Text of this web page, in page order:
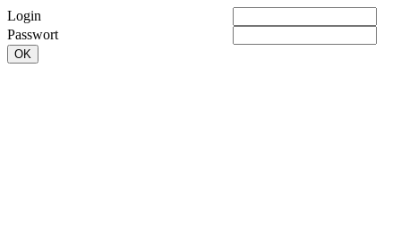
Login
Passwort